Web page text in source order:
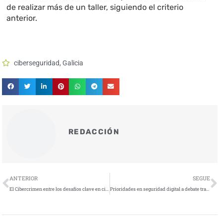
de realizar más de un taller, siguiendo el criterio
anterior.
ciberseguridad,Galicia
REDACCIÓN
Ant
ANTERIOR
El Cibercrimen entre los desafíos clave en ciberseguridad para la Industria Aseguradora
SEGUE
Prioridades en seguridad digital a debate tras el ciberataque de Sevilla